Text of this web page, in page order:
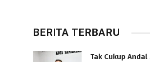
BERITA TERBARU
Tak Cukup Andal